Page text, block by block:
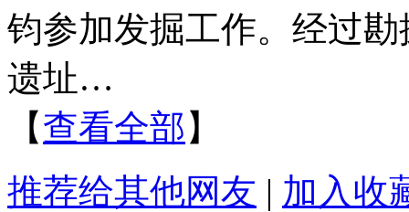
钧参加发掘工作。经过
遗址…
【查看全部 】
推荐给其他网友 | 加入收